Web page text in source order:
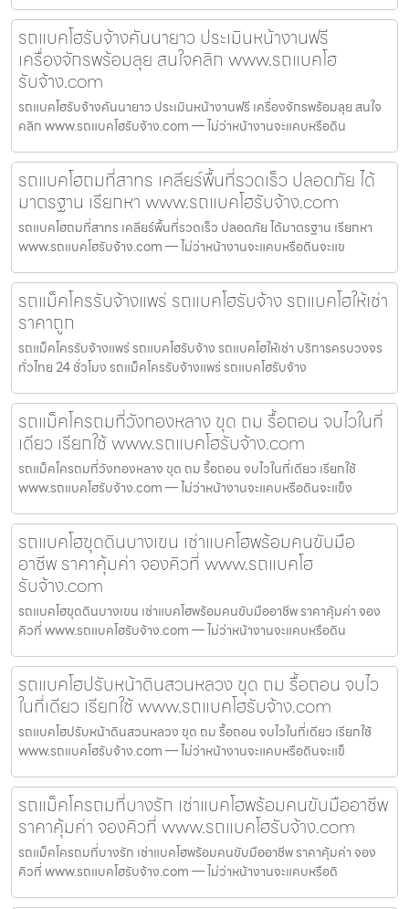
รถแบคโฮรับจ้างคันนายาว ประเมินหน้างานฟรี
เครื่องจักรพร้อมลุย สนใจคลิก www.รถแบคโฮ
รับจ้าง.com
รถแบคโฮรับจ้างคันนายาว ประเมินหน้างานฟรี เครื่องจักรพร้อมลุย สนใจ
คลิก www.รถแบคโฮรับจ้าง.com — ไม่ว่าหน้างานจะแคบหรือดิน
รถแบคโฮถมที่สาทร เคลียร์พื้นที่รวดเร็ว ปลอดภัย ได้
มาตรฐาน เรียกหา www.รถแบคโฮรับจ้าง.com
รถแบคโฮถมที่สาทร เคลียร์พื้นที่รวดเร็ว ปลอดภัย ได้มาตรฐาน เรียกหา
www.รถแบคโฮรับจ้าง.com — ไม่ว่าหน้างานจะแคบหรือดินจะแข
รถแม็คโครรับจ้างแพร่ รถแบคโฮรับจ้าง รถแบคโฮให้เช่า
ราคาถูก
รถแม็คโครรับจ้างแพร่ รถแบคโฮรับจ้าง รถแบคโฮให้เช่า บริการครบวงจร
ทั่วไทย 24 ชั่วโมง รถแม็คโครรับจ้างแพร่ รถแบคโฮรับจ้าง
รถแม็คโครถมที่วังทองหลาง ขุด ถม รื้อถอน จบไวในที่
เดียว เรียกใช้ www.รถแบคโฮรับจ้าง.com
รถแม็คโครถมที่วังทองหลาง ขุด ถม รื้อถอน จบไวในที่เดียว เรียกใช้
www.รถแบคโฮรับจ้าง.com — ไม่ว่าหน้างานจะแคบหรือดินจะแข็ง
รถแบคโฮขุดดินบางเขน เช่าแบคโฮพร้อมคนขับมือ
อาชีพ ราคาคุ้มค่า จองคิวที่ www.รถแบคโฮ
รับจ้าง.com
รถแบคโฮขุดดินบางเขน เช่าแบคโฮพร้อมคนขับมืออาชีพ ราคาคุ้มค่า จอง
คิวที่ www.รถแบคโฮรับจ้าง.com — ไม่ว่าหน้างานจะแคบหรือดิน
รถแบคโฮปรับหน้าดินสวนหลวง ขุด ถม รื้อถอน จบไว
ในที่เดียว เรียกใช้ www.รถแบคโฮรับจ้าง.com
รถแบคโฮปรับหน้าดินสวนหลวง ขุด ถม รื้อถอน จบไวในที่เดียว เรียกใช้
www.รถแบคโฮรับจ้าง.com — ไม่ว่าหน้างานจะแคบหรือดินจะแข็
รถแม็คโครถมที่บางรัก เช่าแบคโฮพร้อมคนขับมืออาชีพ
ราคาคุ้มค่า จองคิวที่ www.รถแบคโฮรับจ้าง.com
รถแม็คโครถมที่บางรัก เช่าแบคโฮพร้อมคนขับมืออาชีพ ราคาคุ้มค่า จอง
คิวที่ www.รถแบคโฮรับจ้าง.com — ไม่ว่าหน้างานจะแคบหรือดิ